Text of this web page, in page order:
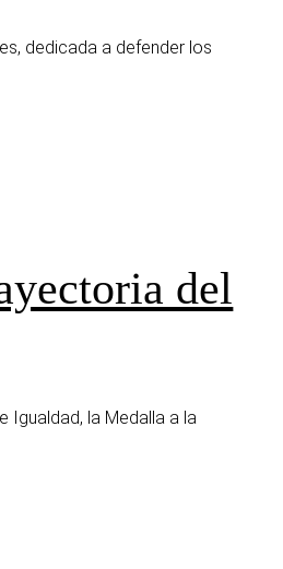
dedicada a defender los
del
Igualdad, la Medalla a la